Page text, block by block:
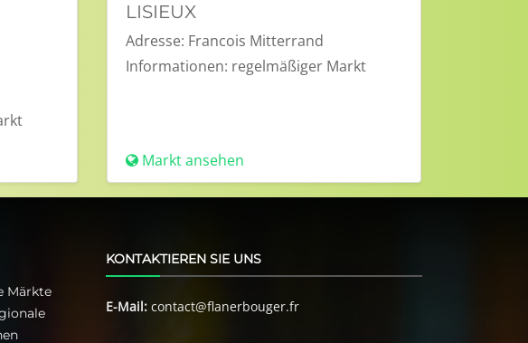
LISIEUX
Adresse: Francois Mitterrand
Informationen: regelmäßiger Markt
Markt ansehen
Märkte
KONTAKTIEREN SIE UNS
E-Mail: contact@flanerbouger.fr